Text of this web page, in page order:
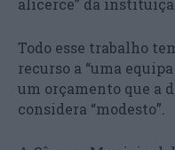
alicerce” da
Todo esse trabalho
recurso a “uma equipa
um orçamento que a
considera “modesto”.